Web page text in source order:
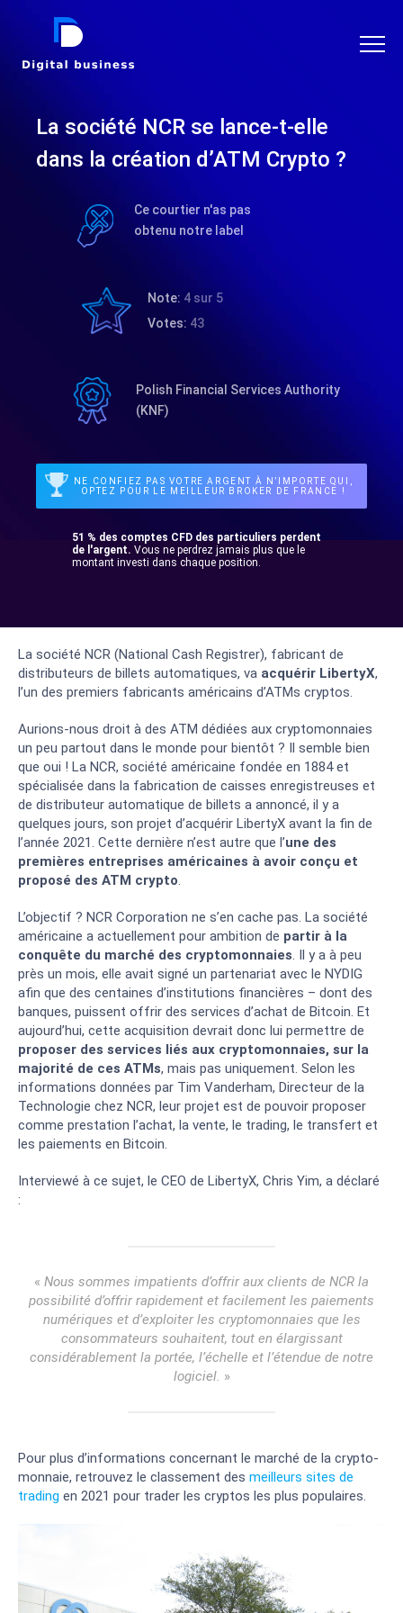
DIGITAL BUSINESS
La société NCR se lance-t-elle
dans la création d’ATM Crypto ?
Ce courtier n'as pas
obtenu notre label
Note: 4 sur 5
Votes: 43
Polish Financial Services Authority
(KNF)
NE CONFIEZ PAS VOTRE ARGENT À N’IMPORTE QUI,
OPTEZ POUR LE MEILLEUR BROKER DE FRANCE !
51 % des comptes CFD des particuliers perdent
de l'argent. Vous ne perdrez jamais plus que le
montant investi dans chaque position.
La société NCR (National Cash Registrer), fabricant de
distributeurs de billets automatiques, va acquérir LibertyX,
l’un des premiers fabricants américains d’ATMs cryptos.
Aurions-nous droit à des ATM dédiées aux cryptomonnaies
un peu partout dans le monde pour bientôt ? Il semble bien
que oui ! La NCR, société américaine fondée en 1884 et
spécialisée dans la fabrication de caisses enregistreuses et
de distributeur automatique de billets a annoncé, il y a
quelques jours, son projet d’acquérir LibertyX avant la fin de
l’année 2021. Cette dernière n’est autre que l’une des
premières entreprises américaines à avoir conçu et
proposé des ATM crypto.
L’objectif ? NCR Corporation ne s’en cache pas. La société
américaine a actuellement pour ambition de partir à la
conquête du marché des cryptomonnaies. Il y a à peu
près un mois, elle avait signé un partenariat avec le NYDIG
afin que des centaines d’institutions financières – dont des
banques, puissent offrir des services d’achat de Bitcoin. Et
aujourd’hui, cette acquisition devrait donc lui permettre de
proposer des services liés aux cryptomonnaies, sur la
majorité de ces ATMs, mais pas uniquement. Selon les
informations données par Tim Vanderham, Directeur de la
Technologie chez NCR, leur projet est de pouvoir proposer
comme prestation l’achat, la vente, le trading, le transfert et
les paiements en Bitcoin.
Interviewé à ce sujet, le CEO de LibertyX, Chris Yim, a déclaré
:
« Nous sommes impatients d’offrir aux clients de NCR la
possibilité d’offrir rapidement et facilement les paiements
numériques et d’exploiter les cryptomonnaies que les
consommateurs souhaitent, tout en élargissant
considérablement la portée, l’échelle et l’étendue de notre
logiciel. »
Pour plus d’informations concernant le marché de la crypto-
monnaie, retrouvez le classement des meilleurs sites de
trading en 2021 pour trader les cryptos les plus populaires.